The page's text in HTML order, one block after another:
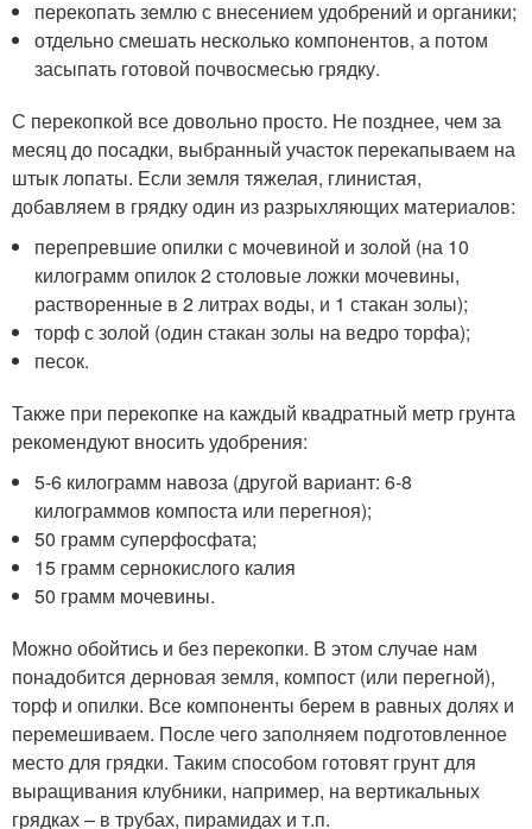
перекопать землю с внесением удобрений и органики;
отдельно смешать несколько компонентов, а потом
засыпать готовой почвосмесью грядку.
С перекопкой все довольно просто. Не позднее, чем за
месяц до посадки, выбранный участок перекапываем на
штык лопаты. Если земля тяжелая, глинистая,
добавляем в грядку один из разрыхляющих материалов:
перепревшие опилки с мочевиной и золой (на 10
килограмм опилок 2 столовые ложки мочевины,
растворенные в 2 литрах воды, и 1 стакан золы);
торф с золой (один стакан золы на ведро торфа);
песок.
Также при перекопке на каждый квадратный метр грунта
рекомендуют вносить удобрения:
5-6 килограмм навоза (другой вариант: 6-8
килограммов компоста или перегноя);
50 грамм суперфосфата;
15 грамм сернокислого калия
50 грамм мочевины.
Можно обойтись и без перекопки. В этом случае нам
понадобится дерновая земля, компост (или перегной),
торф и опилки. Все компоненты берем в равных долях и
перемешиваем. После чего заполняем подготовленное
место для грядки. Таким способом готовят грунт для
выращивания клубники, например, на вертикальных
грядках – в трубах, пирамидах и т.п.